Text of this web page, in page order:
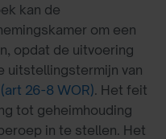
kan de
om een
opdat de uitvoering
uitstellingstermijn van
(art 26-8 WOR). Het feit
tot geheimhouding
in te stellen. Het